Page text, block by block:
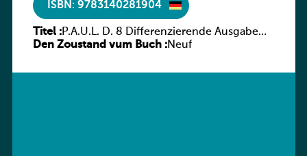
ISBN: 9783140281904
Titel :P.A.U.L. D. 8 Differenzierende Ausgabe
Luxemburg – Arbeitsheft
Den Zoustand vum Buch :Neuf